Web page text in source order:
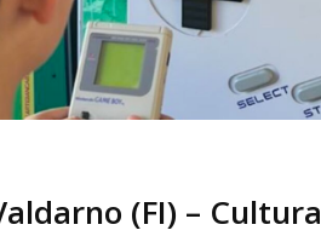
(FI) –